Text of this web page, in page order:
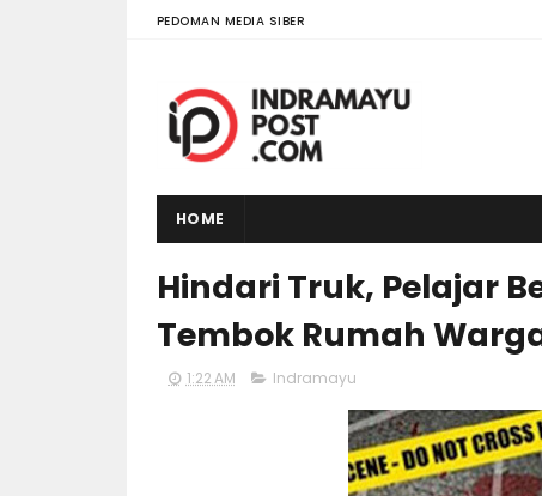
PEDOMAN MEDIA SIBER
HOME
Hindari Truk, Pelajar
Tembok Rumah
1:22 AM Indramayu